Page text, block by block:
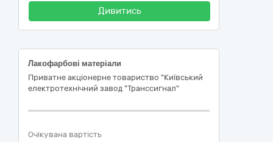
Дивитись
Лакофарбові матеріали
Приватне акціонерне товариство "Київський
електротехнічний завод "Транссигнал"
Очікувана вартість